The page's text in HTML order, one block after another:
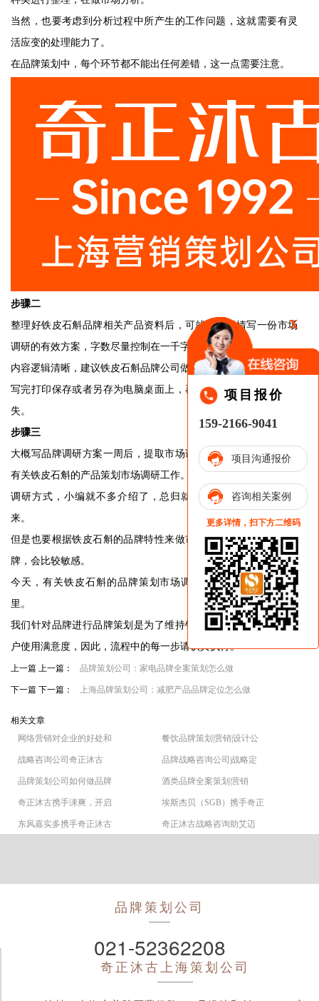
当然，也要考虑到分析过程中所产生的工作问题，这就需要有灵
活应变的处理能力了。
在品牌策划中，每个环节都不能出任何差错，这一点需要注意。
步骤二
整理好铁皮石斛品牌相关产品资料后，可就资料详情写一份市场
调研的有效方案，字数尽量控制在一千字以内。
内容逻辑清晰，建议铁皮石斛品牌公司做专门的文案专员写。
写完打印保存或者另存为电脑桌面上，再进行归档，防止方案丢
失。
步骤三
大概写品牌调研方案一周后，提取市场调研相关文件，正式开始
有关铁皮石斛的产品策划市场调研工作。
调研方式，小编就不多介绍了，总归就两种，也不可能做出花
来。
但是也要根据铁皮石斛的品牌特性来做市场调查，毕竟是中药品
牌，会比较敏感。
今天，有关铁皮石斛的品牌策划市场调研详细流程就介绍到这
里。
我们针对品牌进行品牌策划是为了维持销售质量和良好的产品用
户使用满意度，因此，流程中的每一步请认真执行。
上一篇 上一篇： 品牌策划公司：家电品牌全案策划怎么做
下一篇 下一篇： 上海品牌策划公司：减肥产品品牌定位怎么做
相关文章
网络营销对企业的好处和
餐饮品牌策划|营销|设计公
战略咨询公司奇正沐古 品牌战略咨询公司|战略定
品牌策划公司如何做品牌 酒类品牌全案策划|营销
奇正沐古携手涑爽，开启 埃斯杰贝（SGB）携手奇正
东风嘉实多携手奇正沐古 奇正沐古战略咨询助艾迈
奇正沐古上海策划公司
品牌策划公司
021-52362208
X
项目报价
159-2166-9041
项目沟通报价
咨询相关案例
更多详情，扫下方二维码